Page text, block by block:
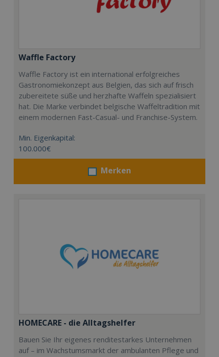
Waffle Factory
Waffle Factory ist ein international erfolgreiches
Gastronomiekonzept aus Belgien, das sich auf frisch
zubereitete süße und herzhafte Waffeln spezialisiert
hat. Die Marke verbindet belgische Waffeltradition mit
einem modernen Fast-Casual- und Franchise-System.
Min. Eigenkapital:
100.000€
Merken
HOMECARE - die Alltagshelfer
Bauen Sie Ihr eigenes renditestarkes Unternehmen
auf – im Wachstumsmarkt der ambulanten Pflege und